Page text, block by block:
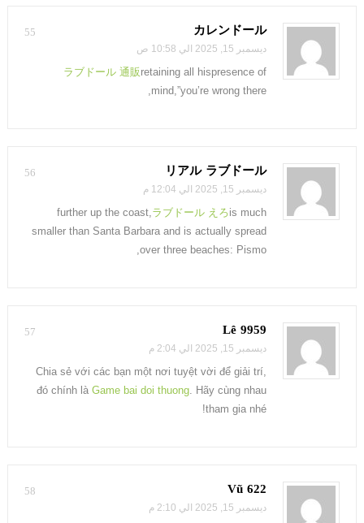
55 カレンドール
ديسمبر 15, 2025 الي 10:58 ص
ラブドール 通販 retaining all hispresence of
mind,”you’re wrong there,
56 リアル ラブドール
ديسمبر 15, 2025 الي 12:04 م
further up the coast, ラブドール えろis much
smaller than Santa Barbara and is actually spread
over three beaches: Pismo,
57 Lê 9959
ديسمبر 15, 2025 الي 2:04 م
Chia sẻ với các bạn một nơi tuyệt vời để giải trí,
đó chính làGame bai doi thuong . Hãy cùng nhau
tham gia nhé!
58 Vũ 622
ديسمبر 15, 2025 الي 2:10 م